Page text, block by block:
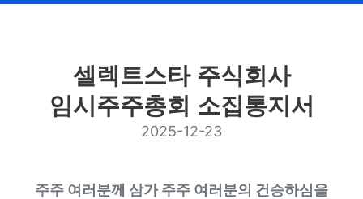
셀렉트스타 주식회사
임시주주총회 소집통지서
2025-12-23
주주 여러분께 삼가 주주 여러분의 건승하심을